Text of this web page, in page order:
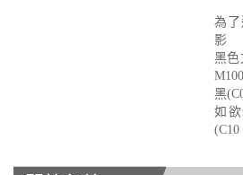
為
影
黑色
黑
如
(C10